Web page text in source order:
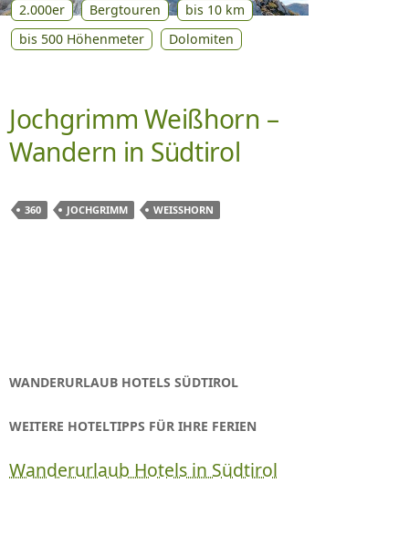
2.000er Bergtouren
bis 10 km
bis 500 Höhenmeter
Dolomiten
Jochgrimm Weißhorn –
Wandern in Südtirol
360 JOCHGRIMM WEISSHORN
WANDERURLAUB HOTELS SÜDTIROL
WEITERE HOTELTIPPS FÜR IHRE FERIEN
Wanderurlaub Hotels in Südtirol